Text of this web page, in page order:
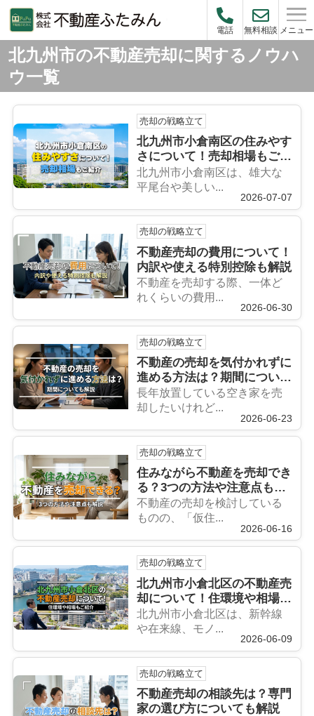
電話 無料相談 メニュー
北九州市の不動産売却に関するノウハ
ウ一覧
売却の戦略立て
北九州市小倉南区の住みやす
さについて！売却相場もご紹
介
北九州市小倉南区は、雄大な
平尾台や美しい...
2026-07-07
売却の戦略立て
不動産売却の費用について！
内訳や使える特別控除も解説
不動産を売却する際、一体ど
れくらいの費用...
2026-06-30
売却の戦略立て
不動産の売却を気付かれずに
進める方法は？期間について
も解説
長年放置している空き家を売
却したいけれど...
2026-06-23
売却の戦略立て
住みながら不動産を売却でき
る？3つの方法や注意点も解
説
不動産の売却を検討している
ものの、「仮住...
2026-06-16
売却の戦略立て
北九州市小倉北区の不動産売
却について！住環境や相場も
ご紹介
北九州市小倉北区は、新幹線
や在来線、モノ...
2026-06-09
売却の戦略立て
不動産売却の相談先は？専門
家の選び方についても解説